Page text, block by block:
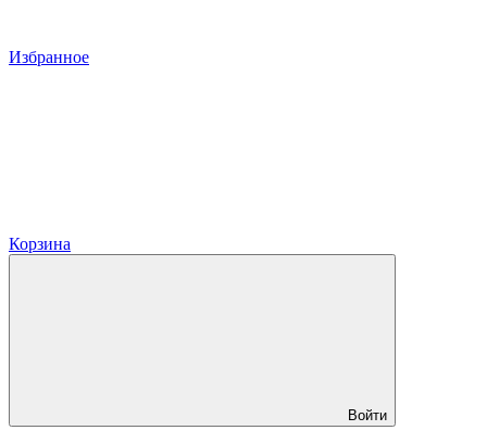
Избранное
Корзина
Войти